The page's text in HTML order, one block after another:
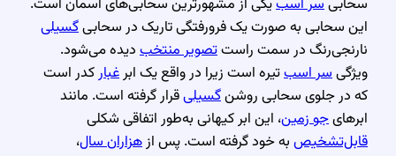
این سحابی به صورت یک فرورفتگی تاریک در سحابیگسیلی
نارنجی‌رنگ در سمت راستتصویر منتخبدیده می‌شود.
ویژگیسر اسبتیره است زیرا در واقع یک ابرغبارکدر است
که در جلوی سحابی روشنگسیلیقرار گرفته است. مانند
ابرهایجو زمین، این ابر کیهانی به‌طور اتفاقی شکلی
قابل‌تشخیصبه خود گرفته است. پس ازهزاران سال،